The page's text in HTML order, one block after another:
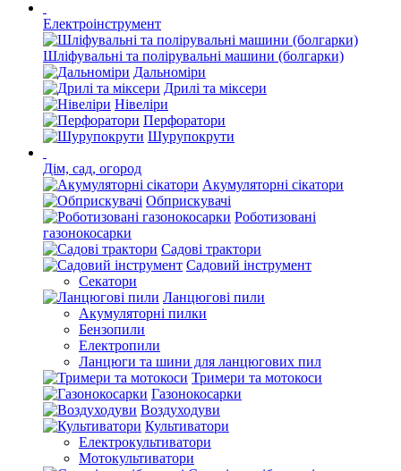
Електроінструмент
Шліфувальні та полірувальні машини (болгарки)
Дальноміри
Дрилі та міксери
Нівеліри
Перфоратори
Шурупокрути
Дім, сад, огород
Акумуляторні сікатори
Обприскувачі
Роботизовані
газонокосарки
Садові трактори
Садовий інструмент
Секатори
Ланцюгові пили
Акумуляторні пилки
Бензопили
Електропили
Ланцюги та шини для ланцюгових пил
Тримери та мотокоси
Газонокосарки
Воздуходуви
Культиватори
Електрокультиватори
Мотокультиватори